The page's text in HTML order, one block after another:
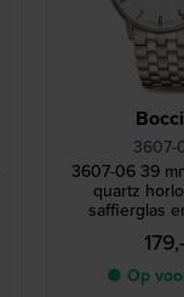
3607-
3607-06 39
quartz
saffierglas
179,-
● Op